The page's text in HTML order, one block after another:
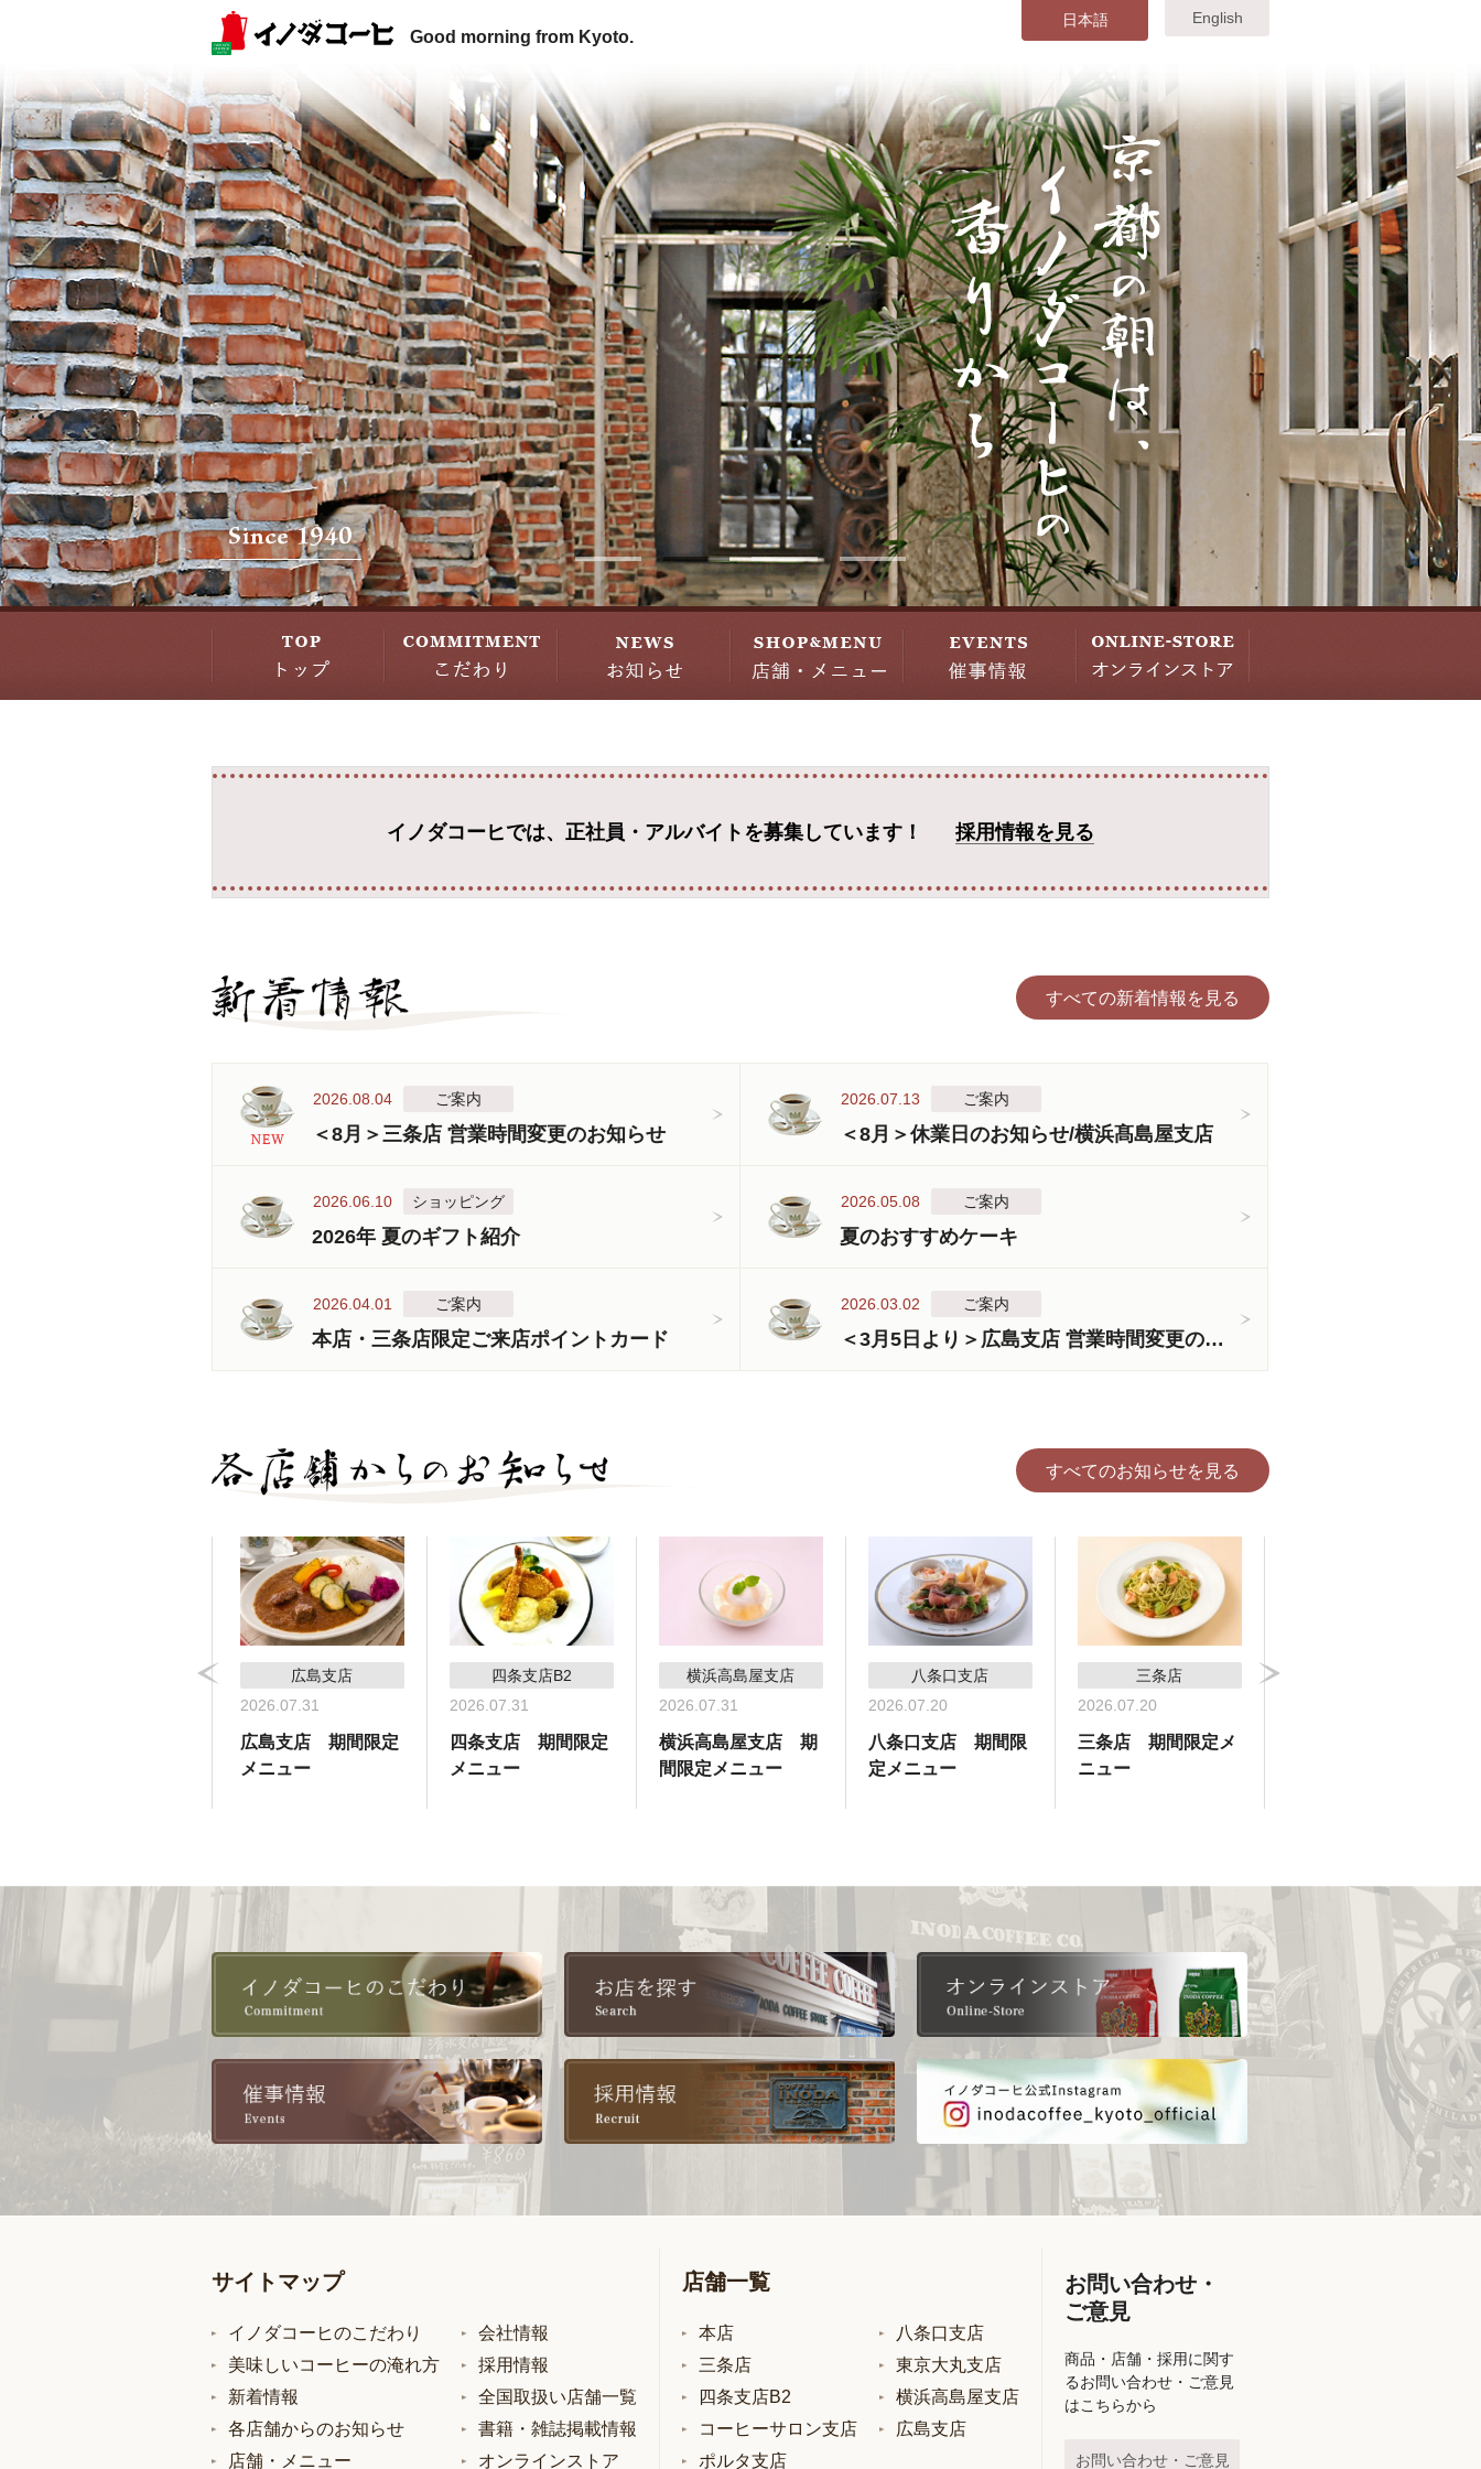
Good morning from Kyoto.
日本語 English
イノダコーヒでは、 正社員・アルバイトを募集しています！ 採用情報を見る
すべての新着情報を見る
2026.08.04 ご案内
＜8月＞三条店 営業時間変更のお知らせ
2026.07.13 ご案内
＜8月＞休業日のお知らせ/横浜髙島屋支店
2026.06.10 ショッピング
2026年 夏のギフト紹介
2026.05.08 ご案内
夏のおすすめケーキ
2026.04.01 ご案内
本店・三条店限定ご来店ポイントカード
2026.03.02 ご案内
＜3月5日より＞広島支店 営業時間変更のお知らせ
すべてのお知らせを見る
広島支店
2026.07.31
広島支店 期間限定
メニュー
四条支店B2
2026.07.31
四条支店 期間限定
メニュー
横浜高島屋支店
2026.07.31
横浜高島屋支店 期
間限定メニュー
八条口支店
2026.07.20
八条口支店 期間限
定メニュー
三条店
2026.07.20
三条店 期間限定メ
ニュー
サイトマップ
イノダコーヒのこだわり
美味しいコーヒーの淹れ方
新着情報
各店舗からのお知らせ
店舗・メニュー
会社情報
採用情報
全国取扱い店舗一覧
書籍・雑誌掲載情報
オンラインストア
店舗一覧
本店
三条店
四条支店B2
コーヒーサロン支店
ポルタ支店
八条口支店
東京大丸支店
横浜高島屋支店
広島支店
お問い合わせ・
ご意見
商品・店舗・採用に関す
るお問い合わせ・ご意見
はこちらから
お問い合わせ・ご意見